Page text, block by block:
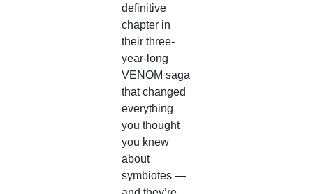
definitive
chapter in
their three-
year-long
VENOM saga
that changed
everything
you thought
you knew
about
symbiotes —